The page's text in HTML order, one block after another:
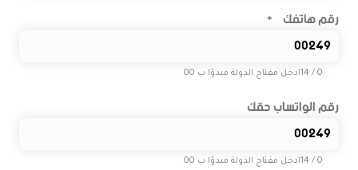
رقم هاتفك *
ادخل مفتاح الدولة مبدؤا ب 00 0 / 14
رقم الواتساب حقك
ادخل مفتاح الدولة مبدؤا ب 00 0 / 14